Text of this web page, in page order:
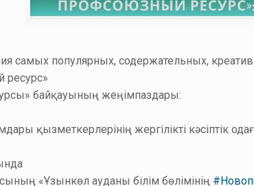
самых популярных, содержательных,
байқауының жеңімпаздары:
қызметкерлерінің жергілікті кәсіптік
«Ұзынкөл ауданы білім бөлімінің